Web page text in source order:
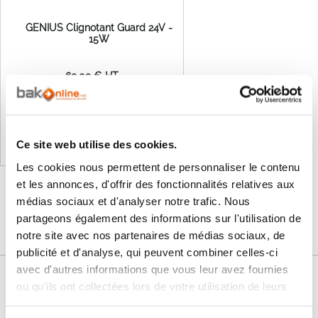
Ce site web utilise des cookies.
Les cookies nous permettent de personnaliser le contenu
et les annonces, d'offrir des fonctionnalités relatives aux
médias sociaux et d'analyser notre trafic. Nous
partageons également des informations sur l'utilisation de
notre site avec nos partenaires de médias sociaux, de
publicité et d'analyse, qui peuvent combiner celles-ci
avec d'autres informations que vous leur avez fournies
ou qu'ils ont collectées lors de votre utilisation de leurs
GENIUS Clignotant Guard 24V -
15W
82,91 €
69,09 €
Ajouter au panier
Nos services